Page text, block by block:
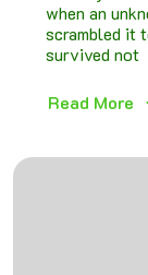
when an
scrambled it
survived not
Read More